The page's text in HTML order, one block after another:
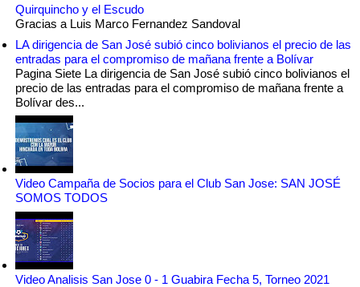
Quirquincho y el Escudo
Gracias a Luis Marco Fernandez Sandoval
LA dirigencia de San José subió cinco bolivianos el precio de las
entradas para el compromiso de mañana frente a Bolívar
Pagina Siete La dirigencia de San José subió cinco bolivianos el
precio de las entradas para el compromiso de mañana frente a
Bolívar des...
Video Campaña de Socios para el Club San Jose: SAN JOSÉ
SOMOS TODOS
Video Analisis San Jose 0 - 1 Guabira Fecha 5, Torneo 2021